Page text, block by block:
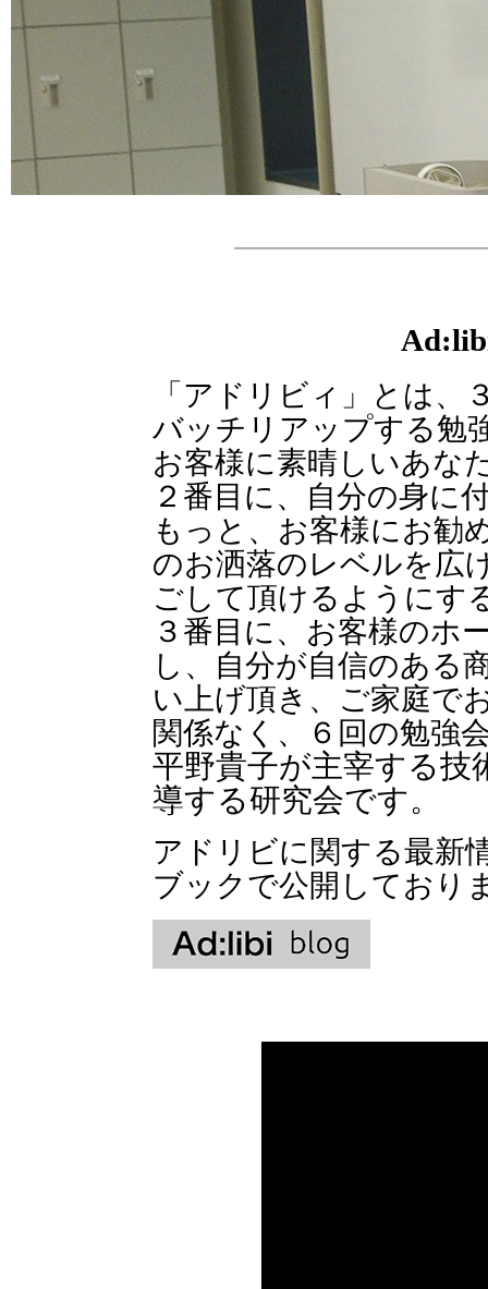
「アドリビィ」とは、
バッチリアップする勉
お客様に素晴しいあな
２番目に、自分の身に
もっと、お客様にお勧
のお洒落のレベルを広
ごして頂けるようにす
３番目に、お客様のホ
し、自分が自信のある
い上げ頂き、ご家庭で
関係なく、６回の勉強
平野貴子が主宰する技
導する研究会です。
アドリビに関する最新
ブックで公開しており